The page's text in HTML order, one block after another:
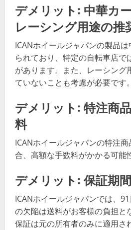
デメリット: 中華カ
レーシング用途の推
ICANホイールジャパンの製品
られており、特定の自転車店で
があります。また、レーシング
ていないことも考慮が必要です。
デメリット: 特注商
料
ICANホイールジャパンの特注
合、高額な手数料がかかる可能
デメリット: 保証期
ICANホイールジャパンでは、
の欠陥は送料がお客様の負担と
保証は元の所有者のみに適用さ